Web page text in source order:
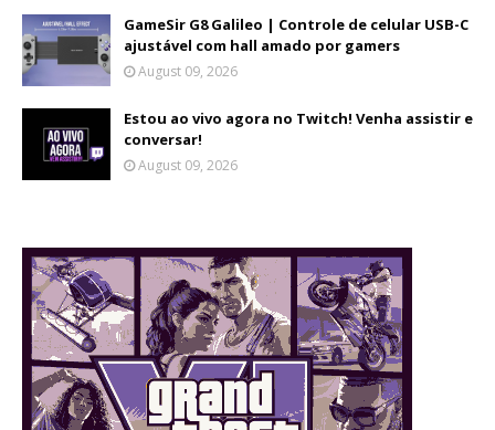
GameSir G8 Galileo | Controle de celular USB-C
ajustável com hall amado por gamers
August 09, 2026
Estou ao vivo agora no Twitch! Venha assistir e
conversar!
August 09, 2026